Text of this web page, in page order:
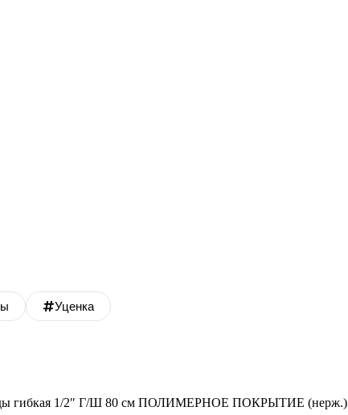
Уценка
гибкая 1/2″ Г/Ш 80 см ПОЛИМЕРНОЕ ПОКРЫТИЕ (нерж.)